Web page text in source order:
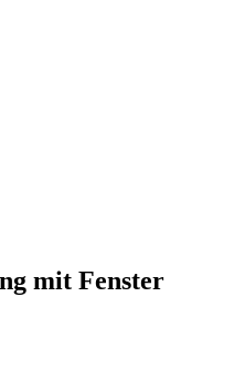
mit Fenster